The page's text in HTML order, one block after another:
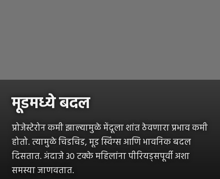
मूडमध्ये बदल
प्रोजेस्टेरोन कमी झाल्यामुळे मेंदूला शांत ठेवणारा प्रभाव कमी
होतो. त्यामुळे चिडचिड, मूड स्विंग्स आणि भावनिक बदल
दिसतात. अंदाजे 30 टक्के महिलांना पीरियड्सपूर्वी अशा
समस्या जाणवतात.